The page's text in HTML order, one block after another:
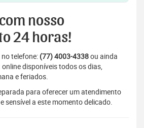
nosso
24 horas!
telefone: (77) 4003-4338ou ainda
online disponíveis todos os dias,
e feriados.
para oferecer um atendimento
sensível a este momento delicado.